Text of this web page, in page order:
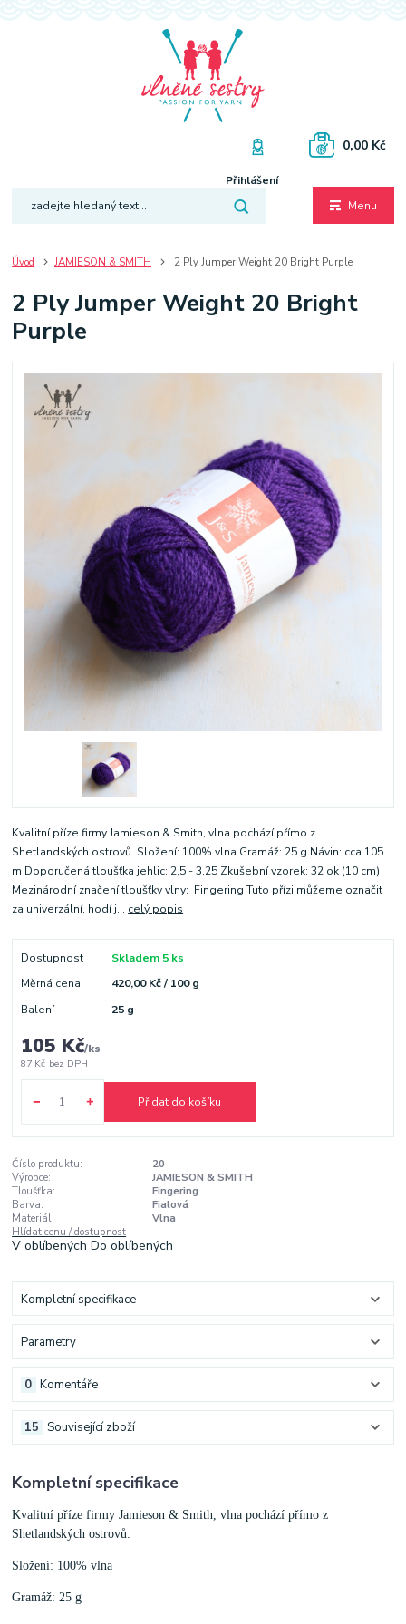
Menu
Přihlášení
0,00 Kč
Úvod JAMIESON & SMITH 2 Ply Jumper Weight 20 Bright Purple
2 Ply Jumper Weight 20 Bright
Purple
Kvalitní příze firmy Jamieson & Smith, vlna pochází přímo z
Shetlandských ostrovů. Složení: 100% vlna Gramáž: 25 g Návin: cca 105
m Doporučená tloušťka jehlic: 2,5 - 3,25 Zkušební vzorek: 32 ok (10 cm)
Mezinárodní značení tloušťky vlny: Fingering Tuto přízi můžeme označit
za univerzální, hodí j... celý popis
Dostupnost
Skladem 5 ks
Měrná cena
420,00 Kč / 100 g
Balení
25 g
105 Kč/ks
87 Kč bez DPH
Přidat do košíku
Číslo produktu:
20
Výrobce:
JAMIESON & SMITH
Tloušťka:
Fingering
Barva:
Fialová
Materiál:
Vlna
Hlídat cenu / dostupnost
V oblíbenýchDo oblíbených
Kompletní specifikace
Parametry
Komentáře
0
Související zboží
15
Kompletní specifikace
Kvalitní příze firmy Jamieson & Smith, vlna pochází přímo z
Shetlandských ostrovů.
Složení: 100% vlna
Gramáž: 25 g